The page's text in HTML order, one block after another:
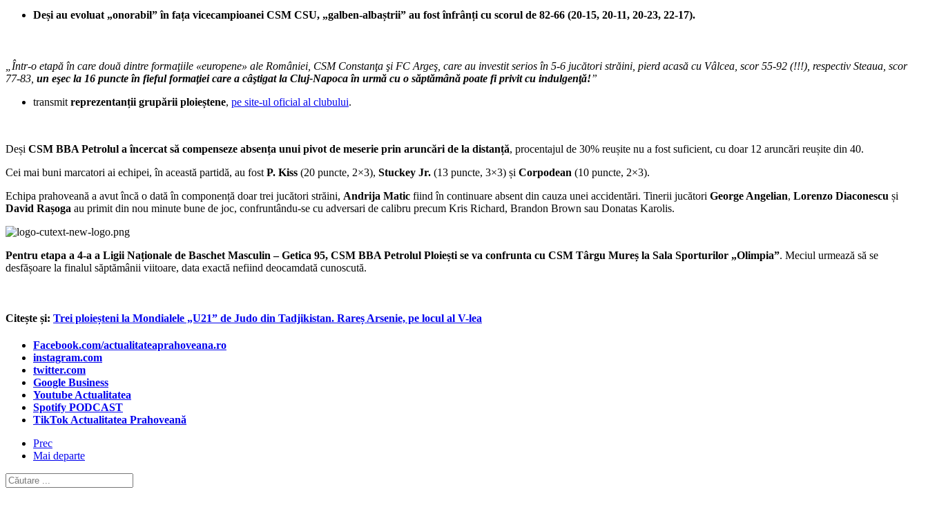
Deși au evoluat „onorabil” în fața vicecampioanei CSM CSU, „galben-albaștrii” au fost înfrânți cu scorul de 82-66 (20-15, 20-11, 20-23, 22-17).
„Într-o etapă în care două dintre formaţiile «europene» ale României, CSM Constanţa şi FC Argeş, care au investit serios în 5-6 jucători străini, pierd acasă cu Vâlcea, scor 55-92 (!!!), respectiv Steaua, scor
77-83, un eşec la 16 puncte în fieful formaţiei care a câştigat la Cluj-Napoca în urmă cu o săptămână poate fi privit cu indulgenţă!”
transmit reprezentanții grupării ploieștene, pe site-ul oficial al clubului.
Deși CSM BBA Petrolul a încercat să compenseze absența unui pivot de meserie prin aruncări de la distanță, procentajul de 30% reușite nu a fost suficient, cu doar 12 aruncări reușite din 40.
Cei mai buni marcatori ai echipei, în această partidă, au fost P. Kiss (20 puncte, 2×3), Stuckey Jr. (13 puncte, 3×3) și Corpodean (10 puncte, 2×3).
Echipa prahoveană a avut încă o dată în componență doar trei jucători străini, Andrija Matic fiind în continuare absent din cauza unei accidentări. Tinerii jucători George Angelian, Lorenzo Diaconescu și
David Rașoga au primit din nou minute bune de joc, confruntându-se cu adversari de calibru precum Kris Richard, Brandon Brown sau Donatas Karolis.
Pentru etapa a 4-a a Ligii Naționale de Baschet Masculin – Getica 95, CSM BBA Petrolul Ploiești se va confrunta cu CSM Târgu Mureș la Sala Sporturilor „Olimpia”. Meciul urmează să se
desfășoare la finalul săptămânii viitoare, data exactă nefiind deocamdată cunoscută.
Citește și: Trei ploieșteni la Mondialele „U21” de Judo din Tadjikistan. Rareș Arsenie, pe locul al V-lea
Facebook.com/actualitateaprahoveana.ro
instagram.com
twitter.com
Google Business
Youtube Actualitatea
Spotify PODCAST
TikTok Actualitatea Prahoveană
Prec
Mai departe